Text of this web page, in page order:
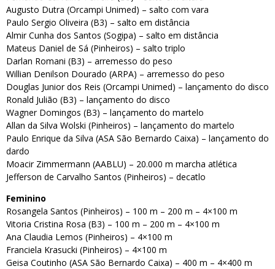
Augusto Dutra (Orcampi Unimed) – salto com vara
Paulo Sergio Oliveira (B3) – salto em distância
Almir Cunha dos Santos (Sogipa) – salto em distância
Mateus Daniel de Sá (Pinheiros) – salto triplo
Darlan Romani (B3) – arremesso do peso
Willian Denilson Dourado (ARPA) – arremesso do peso
Douglas Junior dos Reis (Orcampi Unimed) – lançamento do disco
Ronald Julião (B3) – lançamento do disco
Wagner Domingos (B3) – lançamento do martelo
Allan da Silva Wolski (Pinheiros) – lançamento do martelo
Paulo Enrique da Silva (ASA São Bernardo Caixa) – lançamento do
dardo
Moacir Zimmermann (AABLU) – 20.000 m marcha atlética
Jefferson de Carvalho Santos (Pinheiros) – decatlo
Feminino
Rosangela Santos (Pinheiros) – 100 m – 200 m – 4×100 m
Vitoria Cristina Rosa (B3) – 100 m – 200 m – 4×100 m
Ana Claudia Lemos (Pinheiros) – 4×100 m
Franciela Krasucki (Pinheiros) – 4×100 m
Geisa Coutinho (ASA São Bernardo Caixa) – 400 m – 4×400 m